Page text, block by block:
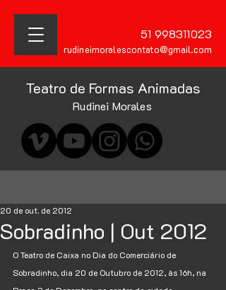
Teatro de Formas Animadas
Rudinei Morales
rudineimoralescontato@gmail.com
51 998311023
Sobradinho | Out 2012
20 de out. de 2012
O Teatro de Caixa no Dia do Comerciário de
Sobradinho, dia 20 de Outubro de 2012, às 16h, na